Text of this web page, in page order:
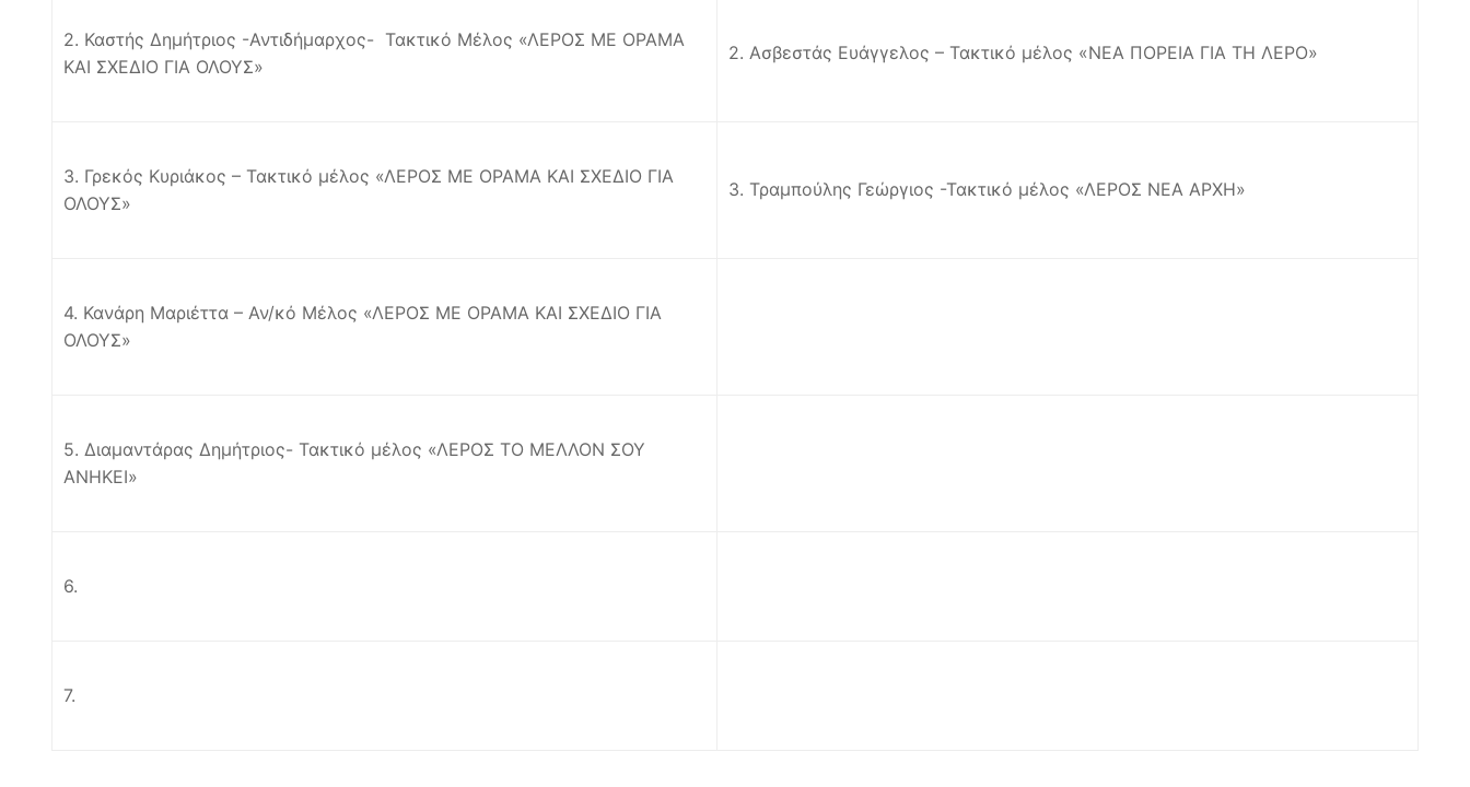
2. Καστής Δημήτριος -Αντιδήμαρχος- Τακτικό Μέλος «ΛΕΡΟΣ ΜΕ ΟΡΑΜΑ
ΚΑΙ ΣΧΕΔΙΟ ΓΙΑ ΟΛΟΥΣ»
2. Ασβεστάς Ευάγγελος – Τακτικό μέλος «ΝΕΑ ΠΟΡΕΙΑ ΓΙΑ ΤΗ ΛΕΡΟ»
3. Γρεκός Κυριάκος – Τακτικό μέλος «ΛΕΡΟΣ ΜΕ ΟΡΑΜΑ ΚΑΙ ΣΧΕΔΙΟ ΓΙΑ
ΟΛΟΥΣ»
3. Τραμπούλης Γεώργιος -Τακτικό μέλος «ΛΕΡΟΣ ΝΕΑ ΑΡΧΗ»
4. Κανάρη Μαριέττα – Αν/κό Μέλος «ΛΕΡΟΣ ΜΕ ΟΡΑΜΑ ΚΑΙ ΣΧΕΔΙΟ ΓΙΑ
ΟΛΟΥΣ»
5. Διαμαντάρας Δημήτριος- Τακτικό μέλος «ΛΕΡΟΣ ΤΟ ΜΕΛΛΟΝ ΣΟΥ
ΑΝΗΚΕΙ»
6.
7.